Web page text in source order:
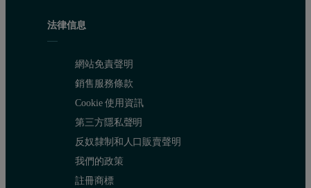
法律信息
網站免責聲明
銷售服務條款
Cookie 使用資訊
第三方隱私聲明
反奴隸制和人口販賣聲明
我們的政策
註冊商標